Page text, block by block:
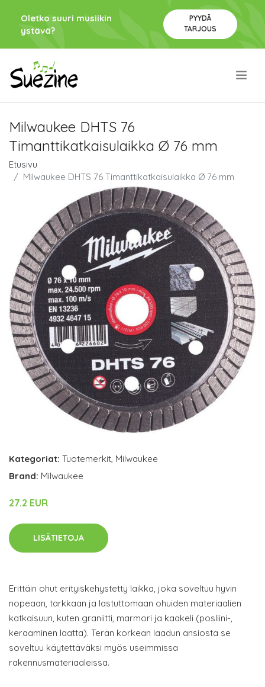
Oletko suuri musiikin
ystävä?
PYYDÄ
TARJOUS
Milwaukee DHTS 76
Timanttikatkaisulaikka Ø 76 mm
Etusivu
Milwaukee DHTS 76 Timanttikatkaisulaikka Ø 76 mm
Kategoriat: Tuotemerkit, Milwaukee
Brand: Milwaukee
27.2 EUR
LISÄTIETOJA
Erittäin ohut erityiskehystetty laikka, joka soveltuu hyvin
nopeaan, tarkkaan ja lastuttomaan ohuiden materiaalien
katkaisuun, kuten graniitti, marmori ja kaakeli (posliini-,
keraaminen laatta). Terän korkean laadun ansiosta se
soveltuu käytettäväksi myös useimmissa
rakennusmateriaaleissa.